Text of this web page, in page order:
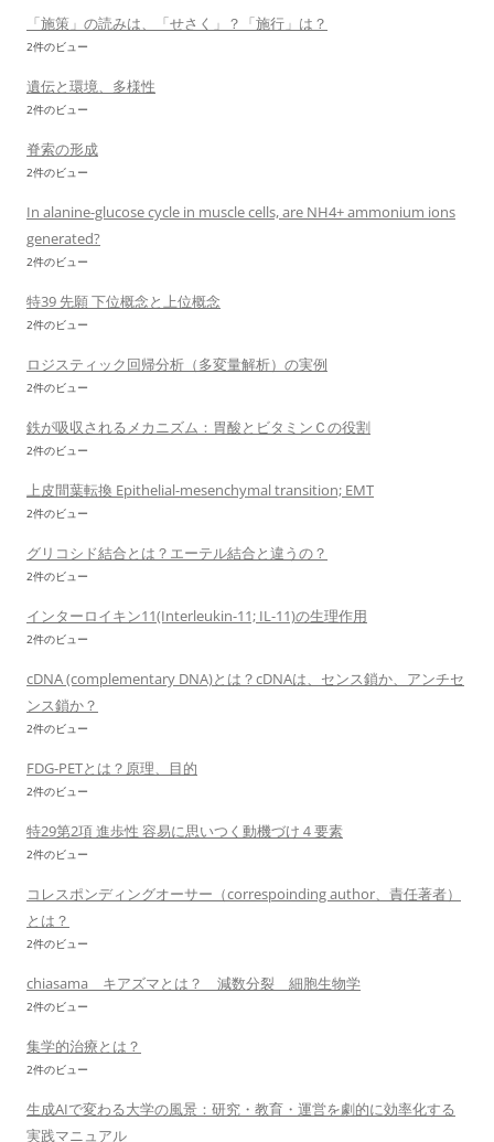
「施策」の読みは、「せさく」？「施行」は？
2件のビュー
遺伝と環境、多様性
2件のビュー
脊索の形成
2件のビュー
In alanine-glucose cycle in muscle cells, are NH4+ ammonium ions
generated?
2件のビュー
特39 先願 下位概念と上位概念
2件のビュー
ロジスティック回帰分析（多変量解析）の実例
2件のビュー
鉄が吸収されるメカニズム：胃酸とビタミンＣの役割
2件のビュー
上皮間葉転換 Epithelial-mesenchymal transition; EMT
2件のビュー
グリコシド結合とは？エーテル結合と違うの？
2件のビュー
インターロイキン11(Interleukin-11; IL-11)の生理作用
2件のビュー
cDNA (complementary DNA)とは？cDNAは、センス鎖か、アンチセ
ンス鎖か？
2件のビュー
FDG-PETとは？原理、目的
2件のビュー
特29第2項 進歩性 容易に思いつく動機づけ４要素
2件のビュー
コレスポンディングオーサー（correspoinding author、責任著者）
とは？
2件のビュー
chiasama キアズマとは？ 減数分裂 細胞生物学
2件のビュー
集学的治療とは？
2件のビュー
生成AIで変わる大学の風景：研究・教育・運営を劇的に効率化する
実践マニュアル